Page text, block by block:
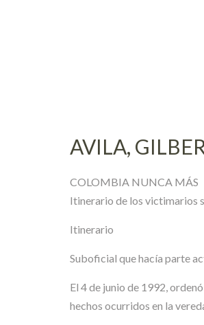
AVILA,
COLOMBIA NUNCA MÁS
Itinerario de los victimarios
Itinerario
Suboficial que hacía parte
El 4 de junio de 1992,
hechos ocurridos en la